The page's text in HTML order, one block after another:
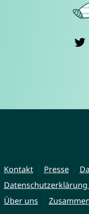
Kontakt Presse
Über uns